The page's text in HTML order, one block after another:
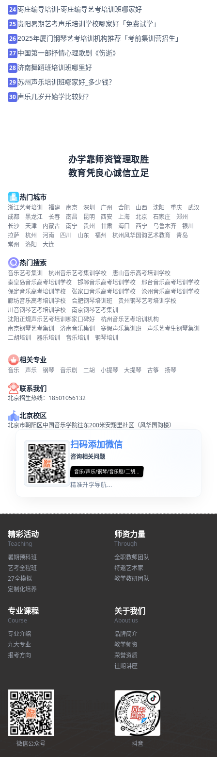
24枣庄编导培训-枣庄编导艺考培训班哪家好
25贵阳暑期艺考声乐培训学校哪家好「免费试学」
26 2025年厦门钢琴艺考培训机构推荐「考前集训营招生」
27 中国第一部抒情心理歌剧《伤逝》
28 济南舞蹈班培训班哪里好
29苏州声乐培训班哪家好_多少钱？
30 声乐几岁开始学比较好？
办学靠师资管理取胜
教育凭良心诚信立足
热门城市
浙江艺考培训 福建 南京 深圳 广州 合肥 山西 沈阳 重庆
武汉
成都
黑龙江 长春 南昌 昆明 西安 上海 北京 石家庄
郑州
长沙
天津 内蒙古 南宁 贵州 甘肃 海口 西宁 乌鲁木齐
银川
拉萨
杭州 河南 四川 山东 福州 杭州风华国韵艺术教育
青岛
常州
洛阳 大连
热门搜索
音乐艺考集训 杭州音乐艺考集训学校
唐山音乐高考培训学校
秦皇岛音乐高考培训学校
邯郸音乐高考培训学校
邢台音乐高考培训学校
保定音乐高考培训学校
张家口音乐高考培训学校
沧州音乐高考培训学校
廊坊音乐高考培训学校
合肥钢琴培训班
贵州钢琴艺考培训学校
川音钢琴艺考培训学校
南京钢琴艺考集训
沈阳正规声乐艺考培训哪家口碑好
杭州音乐艺考培训机构
南京钢琴艺考集训
济南音乐集训 寒假声乐集训班
声乐艺考生钢琴集训
二胡培训
器乐培训 音乐培训 钢琴培训
相关专业
音乐 声乐 钢琴 音乐剧 二胡 小提琴 大提琴 古筝 扬琴
联系我们
北京招生热线：18501056132
北京校区
北京市朝阳区中国音乐学院往东200米安翔里社区（风华国韵楼）
扫码添加微信
咨询相关问题
音乐/声乐/钢琴/音乐剧/二胡...
精准升学导航...
精彩活动
Teaching
暑期预科班
艺考全程班
27全模拟
定制化培养
师资力量
Through
全职教师团队
特邀艺术家
教学教研团队
专业课程
Course
专业介绍
九大专业
报考方向
关于我们
About us
品牌简介
教学师资
荣誉资质
往期讲座
微信公众号 抖音